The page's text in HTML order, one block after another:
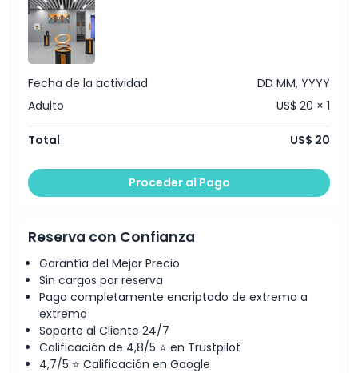
Inclusiones
Política para Niños y Adultos
Exclusiones
Cosas a Saber
Ubicación
Cómo Llegar
Cómo Canjear
Fecha de la actividad
DD MM, YYYY
Adulto
US$ 20 × 1
Total US$ 20
Proceder al Pago
Reserva con Confianza
Garantía del Mejor Precio
Sin cargos por reserva
Pago completamente encriptado de extremo a
extremo
Soporte al Cliente 24/7
Calificación de 4,8/5 ⭐ en Trustpilot
4,7/5 ⭐ Calificación en Google